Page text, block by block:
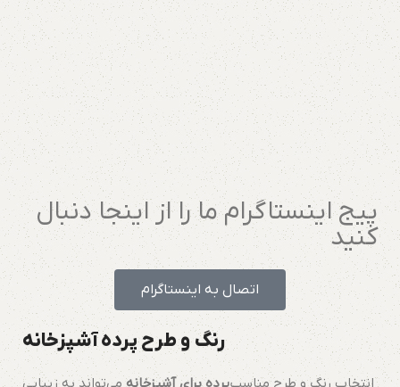
پیج اینستاگرام ما را از اینجا دنبال
کنید
اتصال به اینستاگرام
رنگو طرح پرده آشپزخانه
انتخاب رنگ و طرح مناسبپرده برای آشپزخانه می‌تواند به زیبایی